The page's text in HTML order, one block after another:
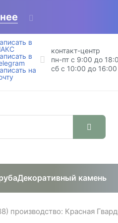
в
в
на
контакт-центр
пн-пт с 9:00 до
сб с 10:00 до 16:00
Декоративный камень
производство: Красная